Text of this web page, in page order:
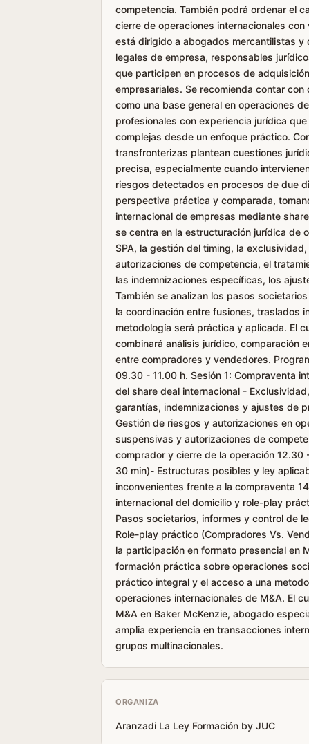
competencia. También podrá ordenar el
cierre de operaciones internacionales
está dirigido a abogados mercantilistas y
legales de empresa, responsables
que participen en procesos de
empresariales. Se recomienda contar
como una base general en operaciones
profesionales con experiencia jurídica
complejas desde un enfoque práctico.
transfronterizas plantean cuestiones
precisa, especialmente cuando
riesgos detectados en procesos de due
perspectiva práctica y comparada,
internacional de empresas mediante
se centra en la estructuración jurídica de
SPA, la gestión del timing, la
autorizaciones de competencia, el
las indemnizaciones específicas, los
También se analizan los pasos
la coordinación entre fusiones, traslados
metodología será práctica y aplicada. El
combinará análisis jurídico, comparación
entre compradores y vendedores.
09.30 - 11.00 h. Sesión 1: Compraventa
del share deal internacional -
garantías, indemnizaciones y ajustes de
Gestión de riesgos y autorizaciones en
suspensivas y autorizaciones de
comprador y cierre de la operación 12.30
30 min)- Estructuras posibles y ley
inconvenientes frente a la compraventa
internacional del domicilio y role-play
Pasos societarios, informes y control de
Role-play práctico (Compradores Vs.
la participación en formato presencial en
formación práctica sobre operaciones
práctico integral y el acceso a una
operaciones internacionales de M&A. El
M&A en Baker McKenzie, abogado
amplia experiencia en transacciones
grupos multinacionales.
ORGANIZA
Aranzadi La Ley Formación by JUC